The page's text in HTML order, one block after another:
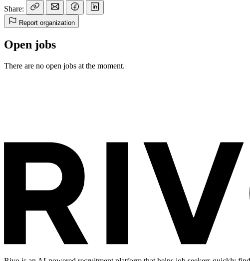
Share:
Report organization
Open jobs
There are no open jobs at the moment.